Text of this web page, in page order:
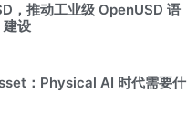
，推动工业级 OpenUSD 语
设
：Physical AI 时代需要什